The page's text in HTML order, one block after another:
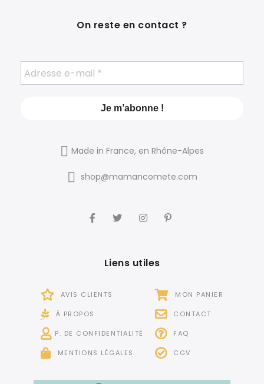
On reste en contact ?
Made in France, en Rhône-Alpes
shop@mamancomete.com
Liens utiles
AVIS CLIENTS
À PROPOS
P. DE CONFIDENTIALITÉ
MENTIONS LÉGALES
MON PANIER
CONTACT
FAQ
CGV